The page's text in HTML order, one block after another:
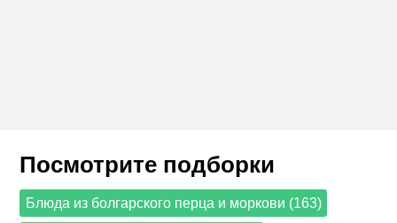
Посмотрите подборки
Блюда из болгарского перца и моркови (163)